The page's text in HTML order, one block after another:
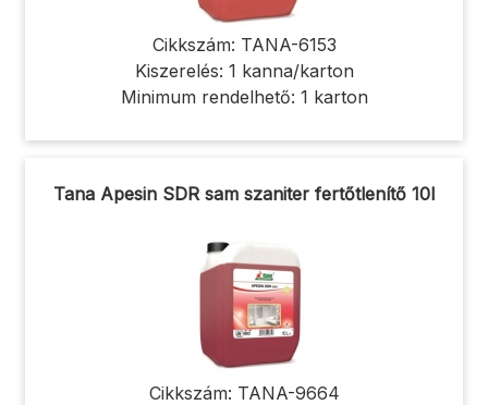
Cikkszám: TANA-6153
Kiszerelés: 1 kanna/karton
Minimum rendelhető: 1 karton
Tana Apesin SDR sam szaniter fertőtlenítő 10l
Cikkszám: TANA-9664